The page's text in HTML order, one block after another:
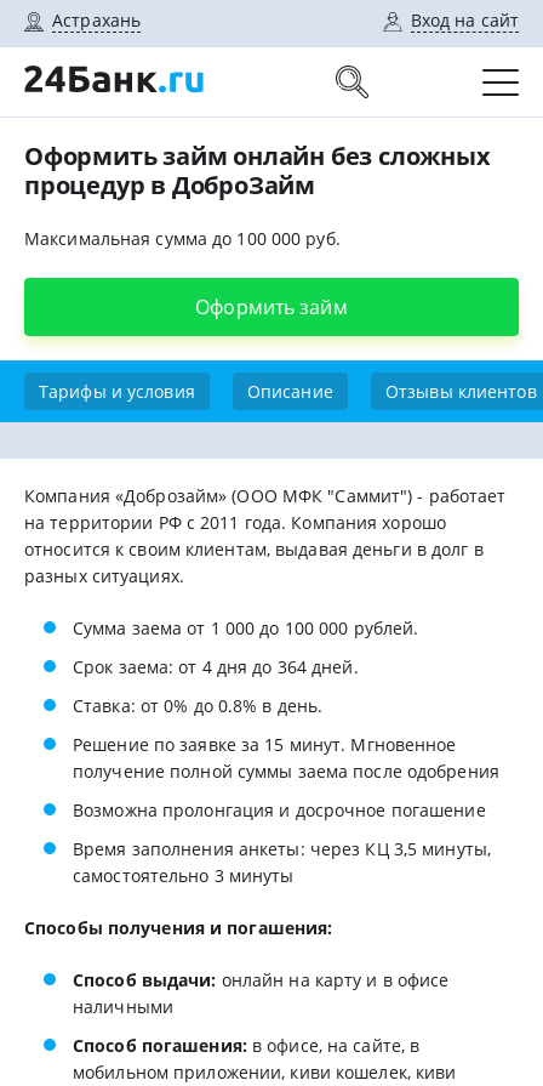
Астрахань Вход на сайт
Оформить займ онлайн без сложных
процедур в ДоброЗайм
Максимальная сумма до 100 000 руб.
Оформить займ
Тарифы и условия Описание Отзывы клиентов
Компания «Доброзайм» (ООО МФК "Саммит") - работает
на территории РФ с 2011 года. Компания хорошо
относится к своим клиентам, выдавая деньги в долг в
разных ситуациях.
Сумма заема от 1 000 до 100 000 рублей.
Срок заема: от 4 дня до 364 дней.
Ставка: от 0% до 0.8% в день.
Решение по заявке за 15 минут. Мгновенное
получение полной суммы заема после одобрения
Возможна пролонгация и досрочное погашение
Время заполнения анкеты: через КЦ 3,5 минуты,
самостоятельно 3 минуты
Способы получения и погашения:
Способ выдачи: онлайн на карту и в офисе
наличными
Способ погашения: в офисе, на сайте, в
мобильном приложении, киви кошелек, киви